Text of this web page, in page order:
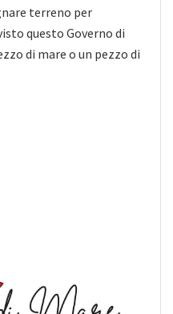
terreno per
questo Governo di
di mare o un pezzo di